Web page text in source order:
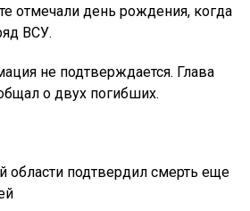
отмечали день рождения, когда
ВСУ.
не подтверждается. Глава
о двух погибших.
области подтвердил смерть еще